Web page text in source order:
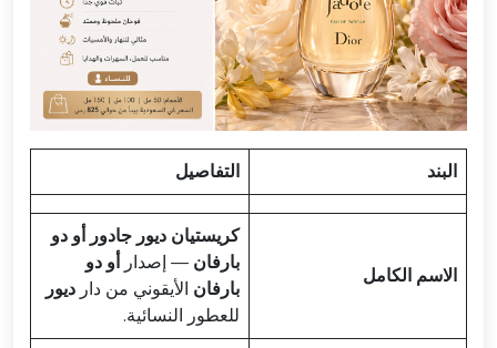
البند التفاصيل
الاسم الكامل
كريستيان ديور جادور أو دو
بارفان — إصدار أو دو
بارفان الأيقوني من دار ديور
للعطور النسائية.